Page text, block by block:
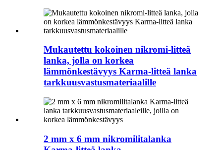
Mukautettu kokoinen nikromi-litteä
lanka, jolla on korkea
lämmönkestävyys Karma-litteä lanka
tarkkuusvastusmateriaalille
2 mm x 6 mm nikromilitalanka